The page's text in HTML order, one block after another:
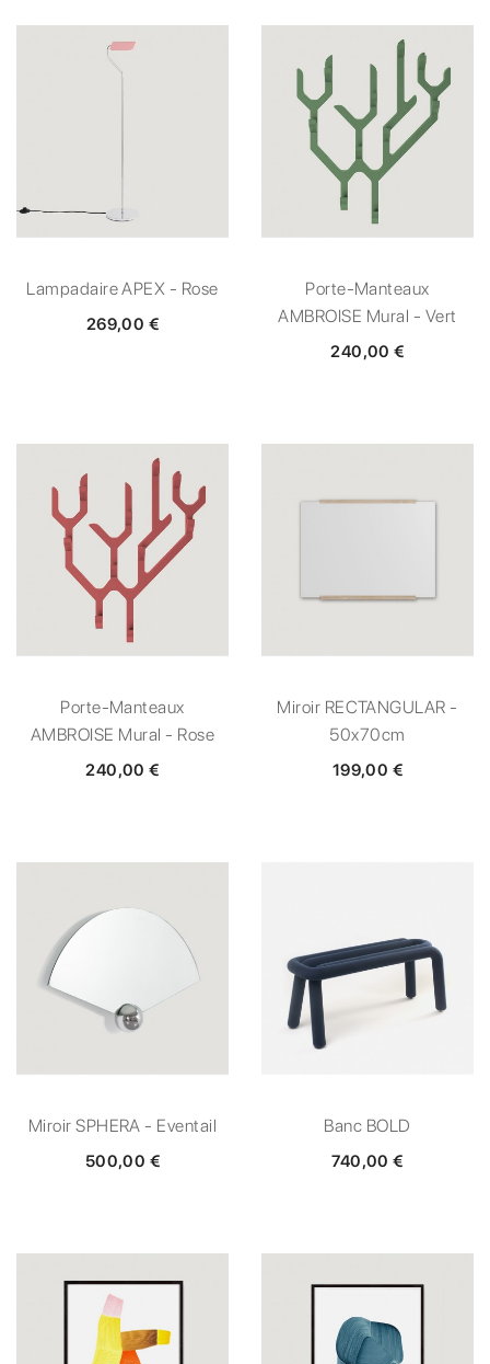
Lampadaire APEX - Rose
269,00 €
Porte-Manteaux
AMBROISE Mural - Vert
240,00 €
Porte-Manteaux
AMBROISE Mural - Rose
240,00 €
Miroir RECTANGULAR -
50x70cm
199,00 €
Miroir SPHERA - Eventail
500,00 €
Banc BOLD
740,00 €